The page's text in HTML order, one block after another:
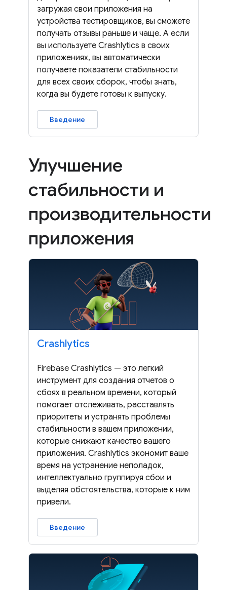
загружая свои приложения на
устройства тестировщиков, вы сможете
получать отзывы раньше и чаще. А если
вы используете Crashlytics в своих
приложениях, вы автоматически
получаете показатели стабильности
для всех своих сборок, чтобы знать,
когда вы будете готовы к выпуску.
Введение
Улучшение
стабильности и
производительности
приложения
Crashlytics
Firebase Crashlytics — это легкий
инструмент для создания отчетов о
сбоях в реальном времени, который
помогает отслеживать, расставлять
приоритеты и устранять проблемы
стабильности в вашем приложении,
которые снижают качество вашего
приложения. Crashlytics экономит ваше
время на устранение неполадок,
интеллектуально группируя сбои и
выделяя обстоятельства, которые к ним
привели.
Введение